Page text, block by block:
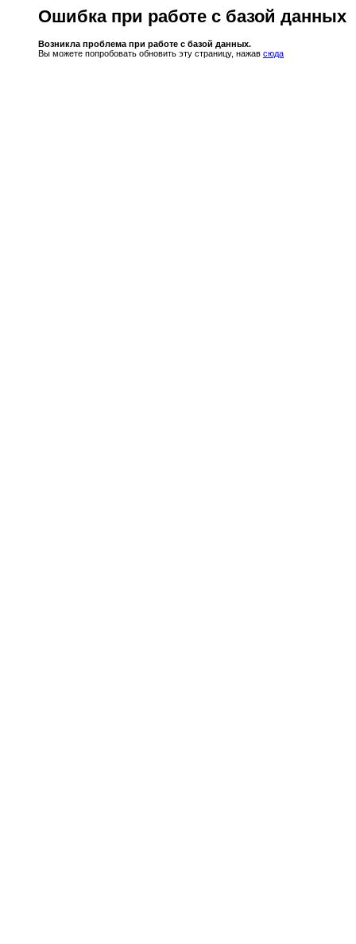
Ошибка при работе с базой данных
Возникла проблема при работе с базой данных.
Вы можете попробовать обновить эту страницу, нажав сюда